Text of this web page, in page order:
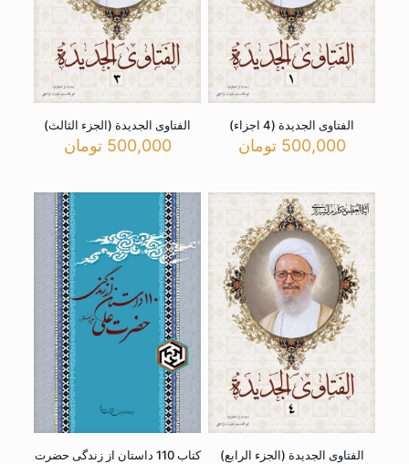
الفتاوی الجدیدة (4 اجزاء)
500,000 تومان
الفتاوی الجدیدة (الجزء الثالث)
500,000 تومان
الفتاوی الجدیدة (الجزء الرابع)
کتاب 110 داستان از زندگی حضرت